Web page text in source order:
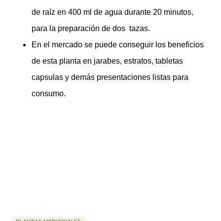
de raíz en 400 ml de agua durante 20 minutos,
para la preparación de dos tazas.
En el mercado se puede conseguir los beneficios
de esta planta en jarabes, estratos, tabletas
capsulas y demás presentaciones listas para
consumo.